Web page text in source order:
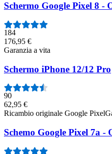
Schermo Google Pixel 8 -
184
176,95 €
Garanzia a vita
Schermo iPhone 12/12 Pro
90
62,95 €
Ricambio originale Google Pixel
Schemo Google Pixel 7a -